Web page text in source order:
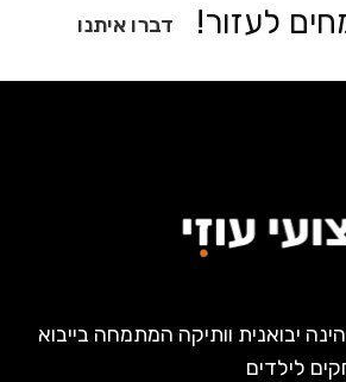
לעזור! דברו איתנו
יבואנית וותיקה המתמחה בייבוא
לילדים